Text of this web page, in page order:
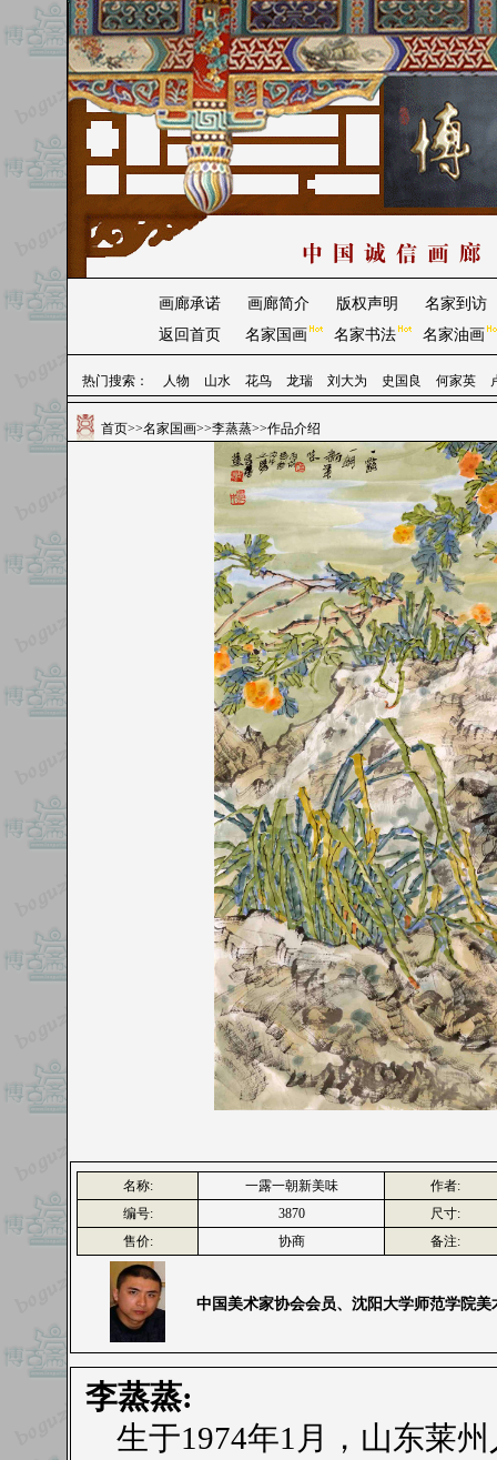
画廊承诺 画廊简介 版权声明
名家到访
返回首页
名家国画 名家书法 名家油画
热门搜索： 人物 山水 花鸟 龙瑞 刘大为 史国良 何家英
首页>>名家国画>>李蒸蒸>>作品介绍
名称: 一露一朝新美味
作者:
编号:
3870
尺寸:
售价:
协商 备注:
中国美术家协会会员、沈阳大学师范学院
李蒸蒸:
生于1974年1月，山东莱